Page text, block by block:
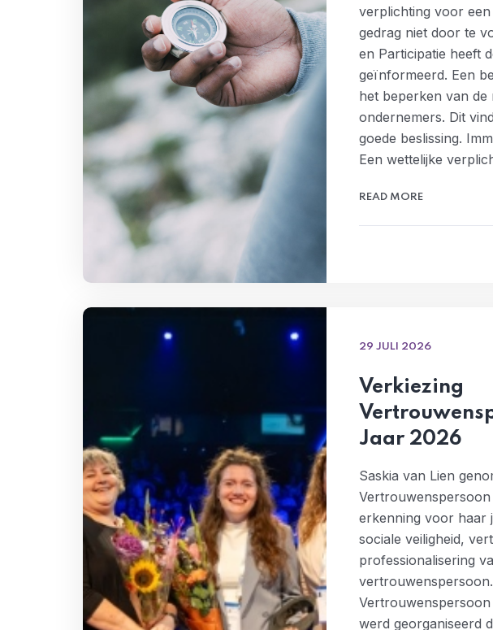
verplichting voor
gedrag niet door te
en Participatie heeft
geïnformeerd. Een
het beperken van
ondernemers. Dit
goede beslissing.
Een wettelijke
READ MORE
29 JULI 2026
Verkiezing
Jaar 2026
Saskia van Lien
erkenning voor haar
sociale veiligheid,
professionalisering
werd georganiseerd